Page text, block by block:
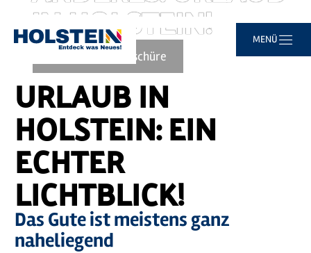
Zum
springen
Zur
springen
Zur
springen
Zum
springen
MENÜ
IN HOLSTEIN!
Zur Imagebroschüre
abspielen
Sie
hier:
Startseite
URLAUB IN
HOLSTEIN: EIN
ECHTER
LICHTBLICK!
Das Gute ist meistens ganz
naheliegend